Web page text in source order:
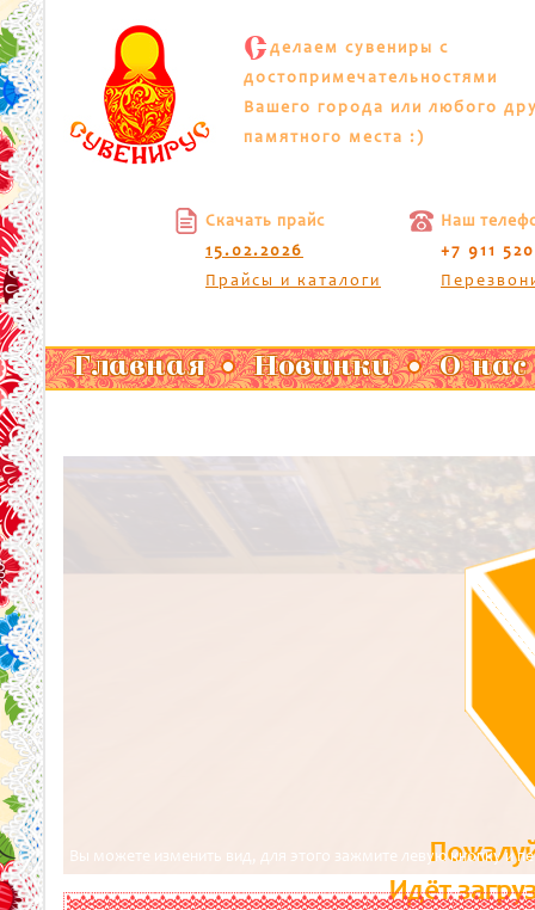
С делаем сувениры с
достопримечательностями
Вашего города или любого
памятного места :)
Скачать прайс
15.02.2026
Прайсы и каталоги
Наш
+7 911
Главная Новинки О нас
Идёт
Вы можете изменить вид, для этого зажмите левую кнопку